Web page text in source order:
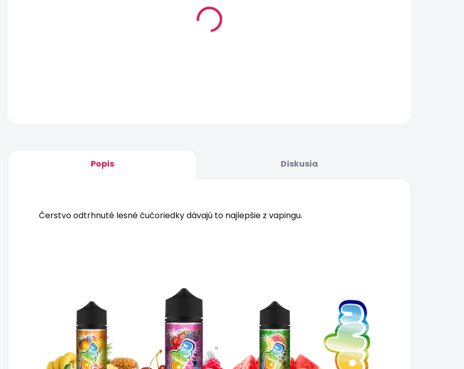
DORUČENIA
Popis Diskusia
Čerstvo odtrhnuté lesné čučoriedky dávajú to najlepšie z vapingu.